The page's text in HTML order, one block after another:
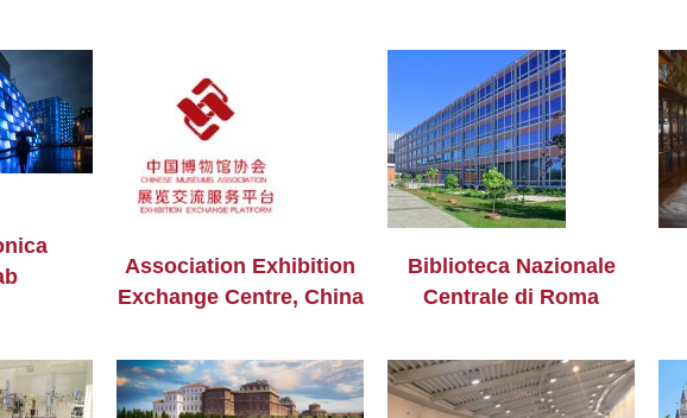
Association Exhibition
Exchange Centre, China
Biblioteca Nazionale
Centrale di Roma